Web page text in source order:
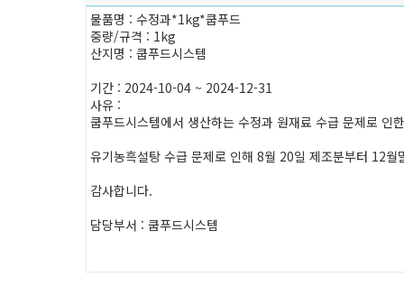
물품명 : 수정과*1kg*쿱푸드
중량/규격 : 1kg
산지명 : 쿱푸드시스템
기간 : 2024-10-04 ~ 2024-12-31
사유 :
쿱푸드시스템에서 생산하는 수정과 원재료 수급 문제로 인
유기농흑설탕 수급 문제로 인해 8월 20일 제조분부터 12
감사합니다.
담당부서 : 쿱푸드시스템